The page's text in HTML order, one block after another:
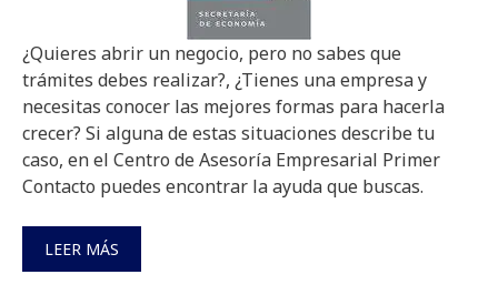
¿Quieres abrir un negocio, pero no sabes que
trámites debes realizar?, ¿Tienes una empresa y
necesitas conocer las mejores formas para hacerla
crecer? Si alguna de estas situaciones describe tu
caso, en el Centro de Asesoría Empresarial Primer
Contacto puedes encontrar la ayuda que buscas.
LEER MÁS